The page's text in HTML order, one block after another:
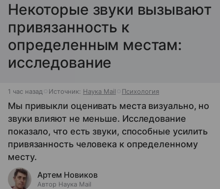
Некоторые звуки вызывают
привязанность к
определенным местам:
исследование
1 час назад Источник: Наука Mail Психология
Мы привыкли оценивать места визуально, но
звуки влияют не меньше. Исследование
показало, что есть звуки, способные усилить
привязанность человека к определенному
месту.
Артем Новиков
Автор Наука Mail